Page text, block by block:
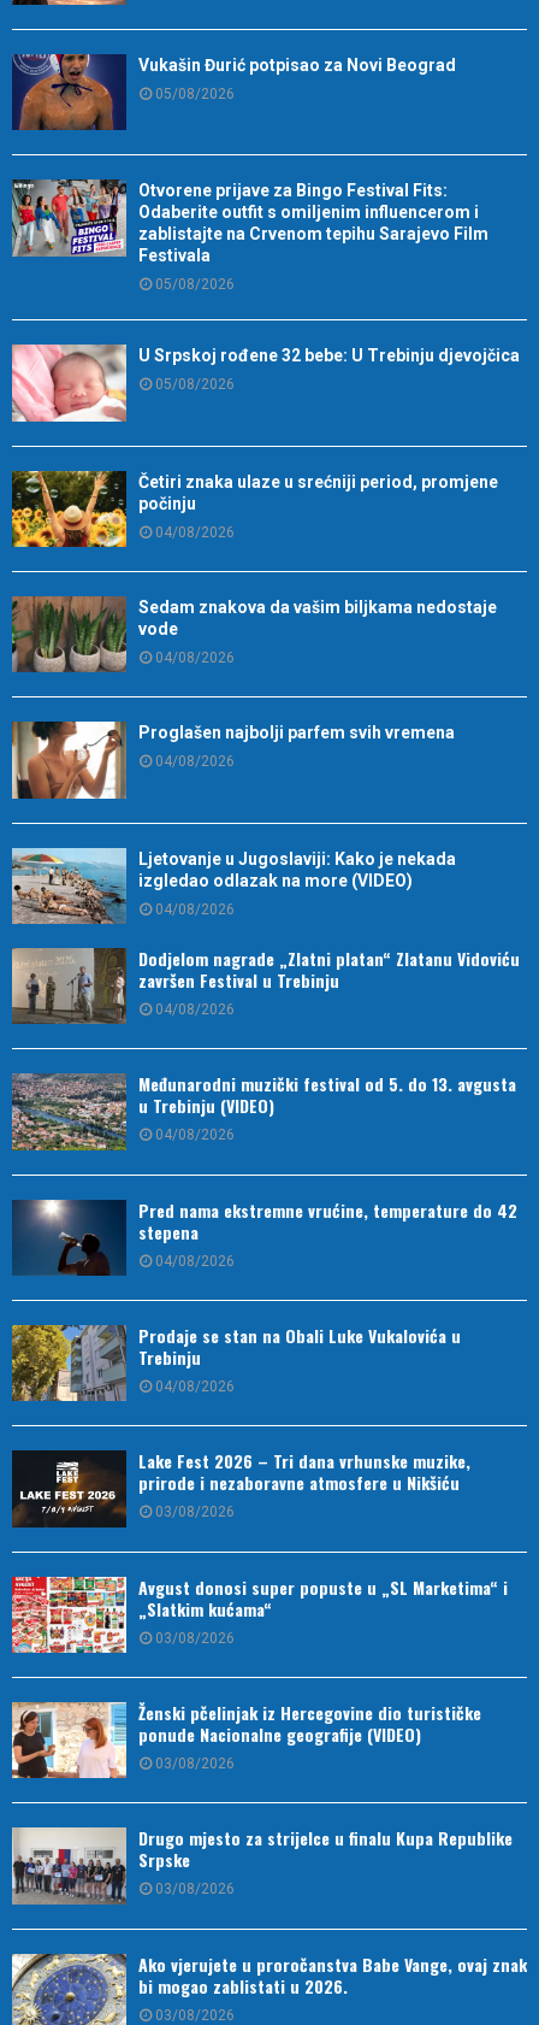
Vukašin Đurić potpisao za Novi Beograd
05/08/2026
Otvorene prijave za Bingo Festival Fits:
Odaberite outfit s omiljenim influencerom i
zablistajte na Crvenom tepihu Sarajevo Film
Festivala
05/08/2026
U Srpskoj rođene 32 bebe: U Trebinju djevojčica
05/08/2026
Četiri znaka ulaze u srećniji period, promjene
počinju
04/08/2026
Sedam znakova da vašim biljkama nedostaje
vode
04/08/2026
Proglašen najbolji parfem svih vremena
04/08/2026
Ljetovanje u Jugoslaviji: Kako je nekada
izgledao odlazak na more (VIDEO)
04/08/2026
Dodjelom nagrade „Zlatni platan“ Zlatanu Vidoviću
završen Festival u Trebinju
04/08/2026
Međunarodni muzički festival od 5. do 13. avgusta
u Trebinju (VIDEO)
04/08/2026
Pred nama ekstremne vrućine, temperature do 42
stepena
04/08/2026
Prodaje se stan na Obali Luke Vukalovića u
Trebinju
04/08/2026
Lake Fest 2026 – Tri dana vrhunske muzike,
prirode i nezaboravne atmosfere u Nikšiću
03/08/2026
Avgust donosi super popuste u „SL Marketima“ i
„Slatkim kućama“
03/08/2026
Ženski pčelinjak iz Hercegovine dio turističke
ponude Nacionalne geografije (VIDEO)
03/08/2026
Drugo mjesto za strijelce u finalu Kupa Republike
Srpske
03/08/2026
Ako vjerujete u proročanstva Babe Vange, ovaj znak
bi mogao zablistati u 2026.
03/08/2026